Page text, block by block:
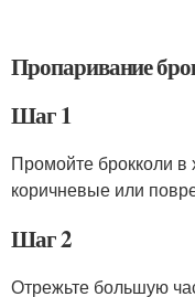
Пропаривание
Шаг 1
Промойте брокколи
коричневые или
Шаг 2
Отрежьте большую